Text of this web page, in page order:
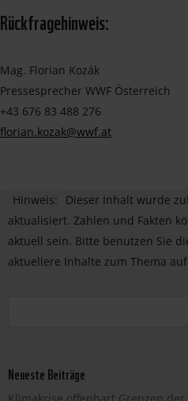
Rückfragehinweis:
Mag. Florian Kozák
Pressesprecher WWF Österreich
+43 676 83 488 276
florian.kozak@wwf.at
Hinweis:
Dieser Inhalt wurde
aktualisiert. Zahlen und Fakten
aktuell sein. Bitte benutzen Sie
aktuellere Inhalte zum Thema
Neueste Beiträge